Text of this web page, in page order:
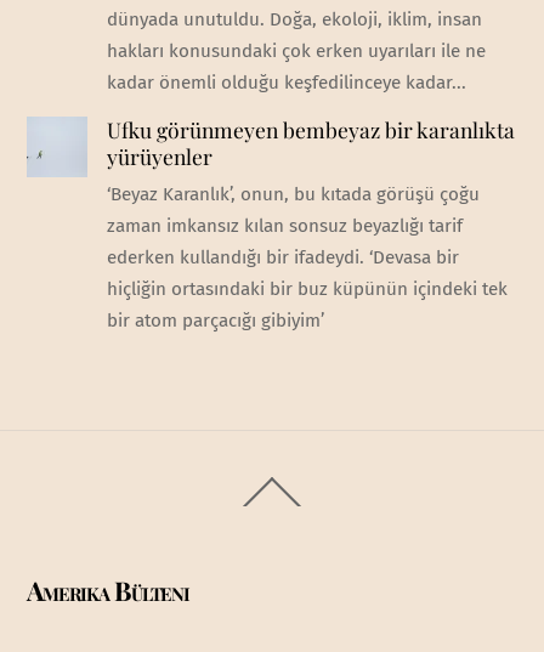
dünyada unutuldu. Doğa, ekoloji, iklim, insan
hakları konusundaki çok erken uyarıları ile ne
kadar önemli olduğu keşfedilinceye kadar...
Ufku görünmeyen bembeyaz bir karanlıkta
yürüyenler
‘Beyaz Karanlık’, onun, bu kıtada görüşü çoğu
zaman imkansız kılan sonsuz beyazlığı tarif
ederken kullandığı bir ifadeydi. ‘Devasa bir
hiçliğin ortasındaki bir buz küpünün içindeki tek
bir atom parçacığı gibiyim’
To
Amerika Bülteni